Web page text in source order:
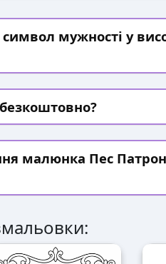
мужності у
малюнка Пес